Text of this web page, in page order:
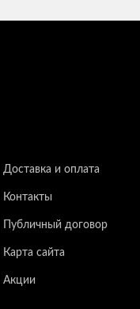
Доставка и оплата
Контакты
Публичный договор
Карта сайта
Акции